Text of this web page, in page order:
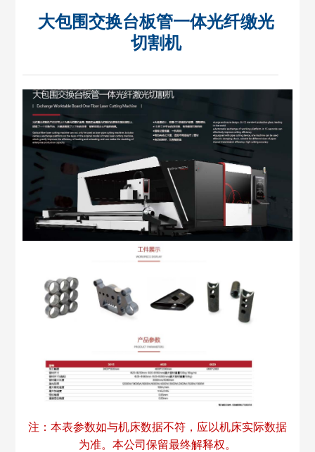
大包围交换台板管一体光纤缴光
切割机
注：本表参数如与机床数据不符，应以机床实际数据
为准。本公司保留最终解释权。